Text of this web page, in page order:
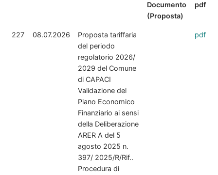
Documento
(Proposta)
pdf
227 08.07.2026
Proposta tariffaria
del periodo
regolatorio 2026/
2029 del Comune
di CAPACI
Validazione del
Piano Economico
Finanziario ai sensi
della Deliberazione
ARER A del 5
agosto 2025 n.
397/ 2025/R/Rif..
Procedura di
pdf